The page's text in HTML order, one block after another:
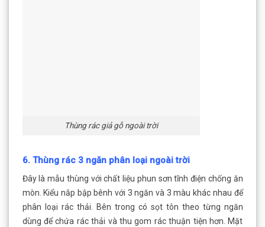
Thùng rác giả gỗ ngoài trời
6. Thùng rác 3 ngăn phân loại ngoài trời
Đây là mẫu thùng với chất liệu phun sơn tĩnh điện chống ăn
mòn. Kiểu nắp bập bênh với 3 ngăn và 3 màu khác nhau để
phân loại rác thải. Bên trong có sọt tôn theo từng ngăn
dùng để chứa rác thải và thu gom rác thuận tiện hơn. Mặt